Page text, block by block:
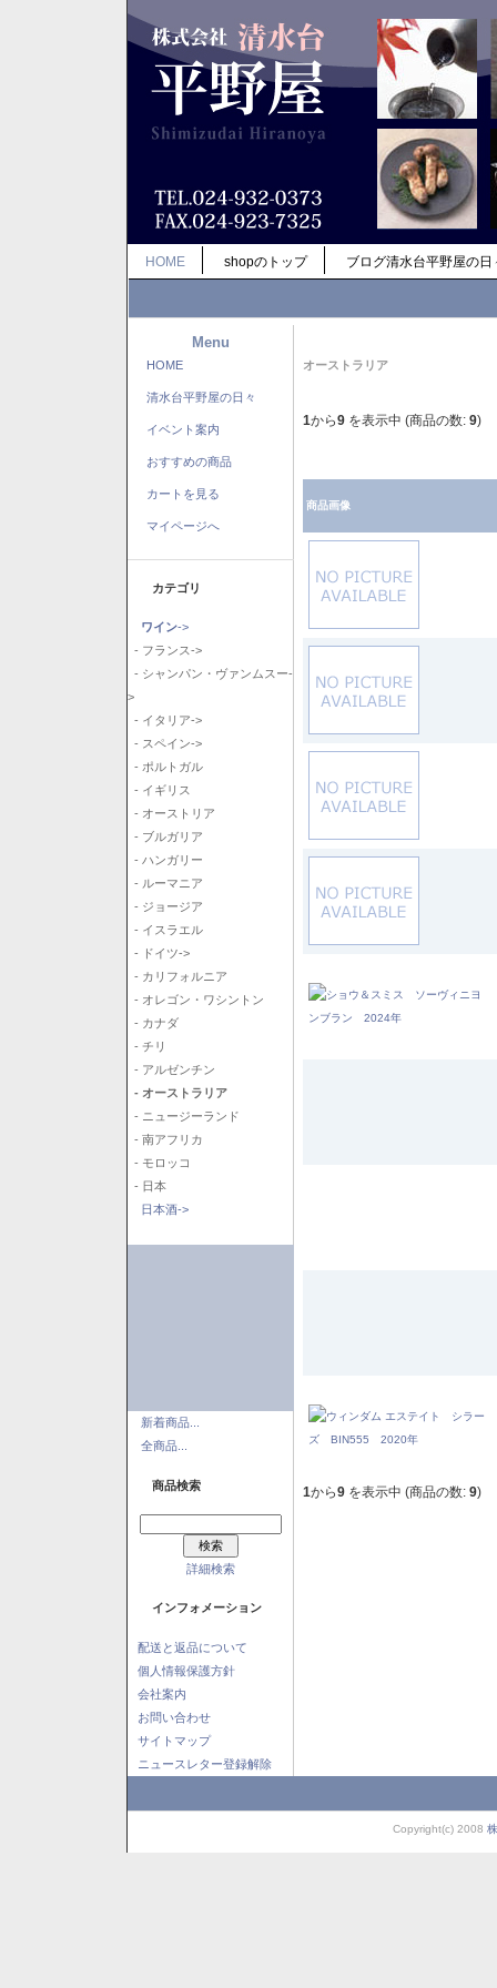
HOME shopのトップ ブログ清水台平野屋の日
Menu
HOME
清水台平野屋の日々
イベント案内
おすすめの商品
カートを見る
マイページへ
カテゴリ
ワイン->
- フランス->
- シャンパン・ヴァンムスー-
>
- イタリア->
- スペイン->
- ポルトガル
- イギリス
- オーストリア
- ブルガリア
- ハンガリー
- ルーマニア
- ジョージア
- イスラエル
- ドイツ->
- カリフォルニア
- オレゴン・ワシントン
- カナダ
- チリ
- アルゼンチン
- オーストラリア
- ニュージーランド
- 南アフリカ
- モロッコ
- 日本
日本酒->
新着商品...
全商品...
商品検索
詳細検索
インフォメーション
配送と返品について
個人情報保護方針
会社案内
お問い合わせ
サイトマップ
ニュースレター登録解除
オーストラリア
1から9 を表示中 (商品の数: 9)
商品画像
1から9 を表示中 (商品の数: 9)
Copyright(c) 2008